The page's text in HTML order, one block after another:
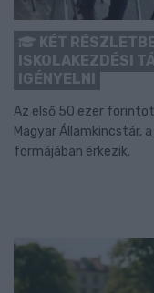
KÉT
ISKOLAKEZDÉSI
IGÉNYELNI
Az első 50 ezer
Magyar Államkincstár,
formájában érkezik.